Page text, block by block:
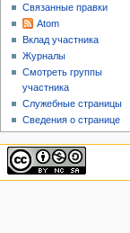
Связанные правки
Atom
Вклад участника
Журналы
Смотреть группы
участника
Служебные страницы
Сведения о странице